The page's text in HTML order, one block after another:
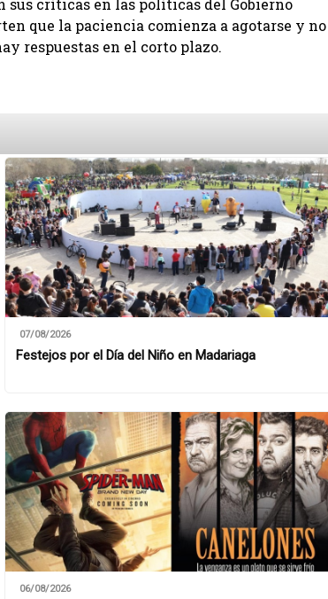
críticas en las políticas del Gobierno
que la paciencia comienza a agotarse y no
respuestas en el corto plazo.
07/08/2026
Festejos por el Día del Niño en Madariaga
06/08/2026